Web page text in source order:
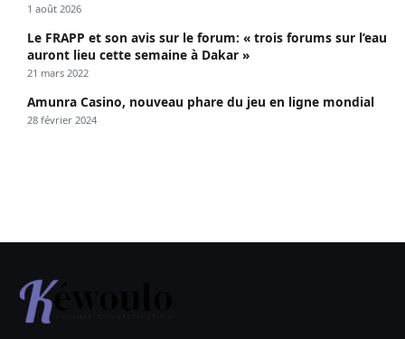
1 août 2026
Le FRAPP et son avis sur le forum: « trois forums sur l’eau
auront lieu cette semaine à Dakar »
21 mars 2022
Amunra Casino, nouveau phare du jeu en ligne mondial
28 février 2024